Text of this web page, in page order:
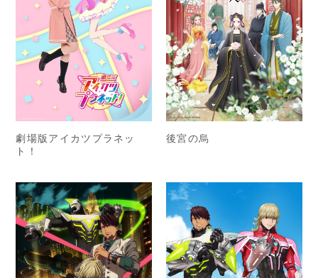
劇場版アイカツプラネッ
ト！
後宮の烏